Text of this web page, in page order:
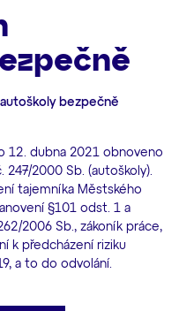
autoškoly bezpečně
12. dubna 2021 obnoveno
247/2000 Sb. (autoškoly).
tajemníka Městského
§101 odst. 1 a
2006 Sb., zákoník práce,
k předcházení riziku
a to do odvolání.